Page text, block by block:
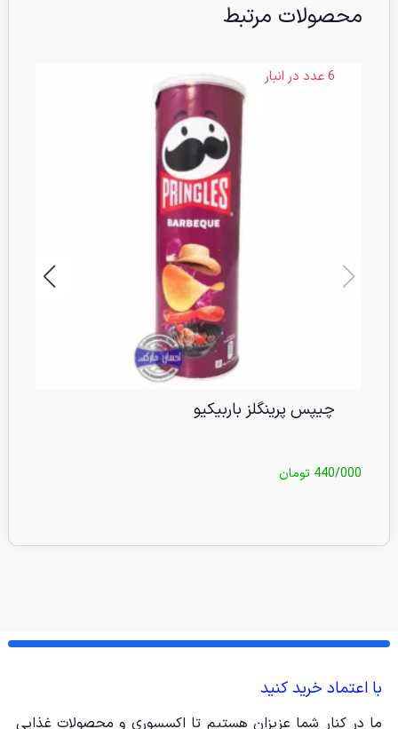
محصولات مرتبط
6 عدد در انبار
چیپس پرینگلز باربیکیو
440/000 تومان
با اعتماد خرید کنید
ما در کنار شما عزیزان هستیم تا اکسسوری و محصولات غذایی